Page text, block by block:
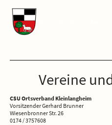
Vereine
CSU Ortsverband Kleinlangheim
Vorsitzender Gerhard Brunner
Wiesenbronner Str. 26
0174 / 3757608